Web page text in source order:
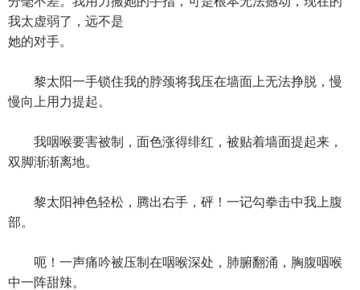
我太虚弱了，远不是
她的对手。
黎太阳一手锁住我的脖颈将我压在墙面上无法挣脱，慢
慢向上用力提起。
我咽喉要害被制，面色涨得绯红，被贴着墙面提起来，
双脚渐渐离地。
黎太阳神色轻松，腾出右手，砰！一记勾拳击中我上腹
部。
呃！一声痛吟被压制在咽喉深处，肺腑翻涌，胸腹咽喉
中一阵甜辣。